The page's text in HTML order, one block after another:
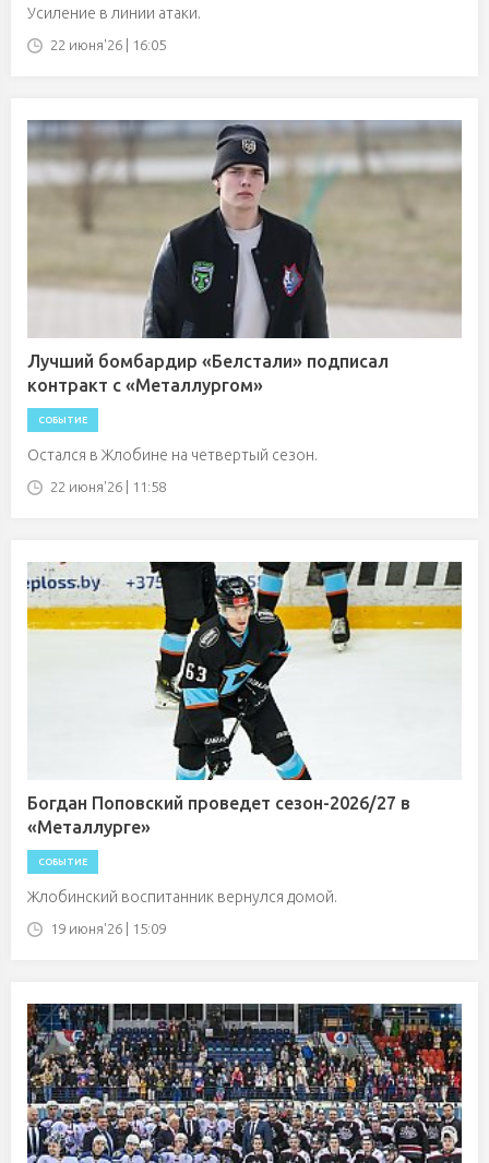
Усиление в линии атаки.
22 июня'26 | 16:05
Лучший бомбардир «Белстали» подписал
контракт с «Металлургом»
СОБЫТИЕ
Остался в Жлобине на четвертый сезон.
22 июня'26 | 11:58
Богдан Поповский проведет сезон-2026/27 в
«Металлурге»
СОБЫТИЕ
Жлобинский воспитанник вернулся домой.
19 июня'26 | 15:09